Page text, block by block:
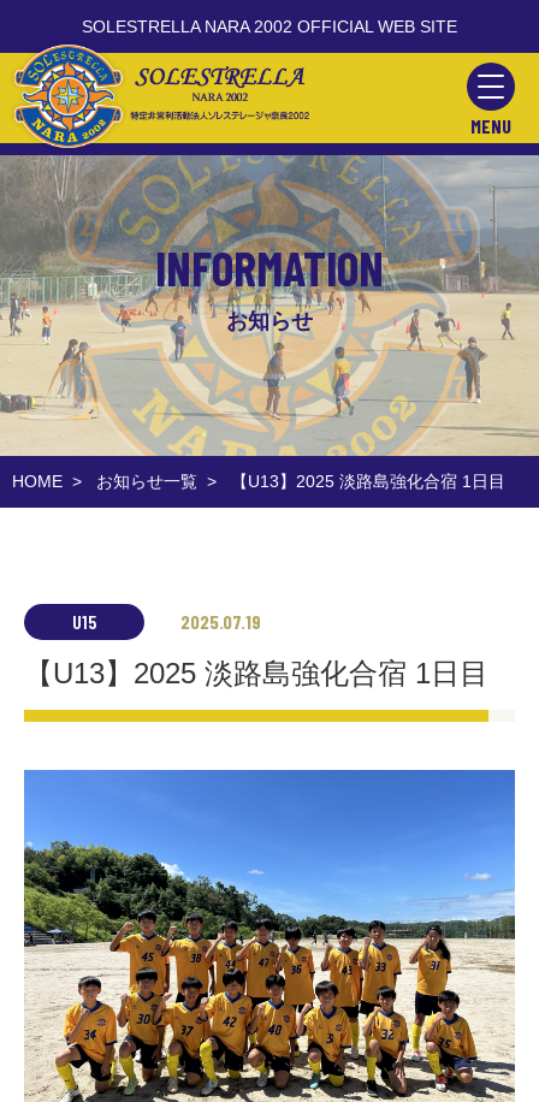
SOLESTRELLA NARA 2002 OFFICIAL WEB SITE
MENU
INFORMATION
お知らせ
HOME > お知らせ一覧 > 【U13】2025 淡路島強化合宿 1日目
U15 2025.07.19
【U13】2025 淡路島強化合宿 1日目